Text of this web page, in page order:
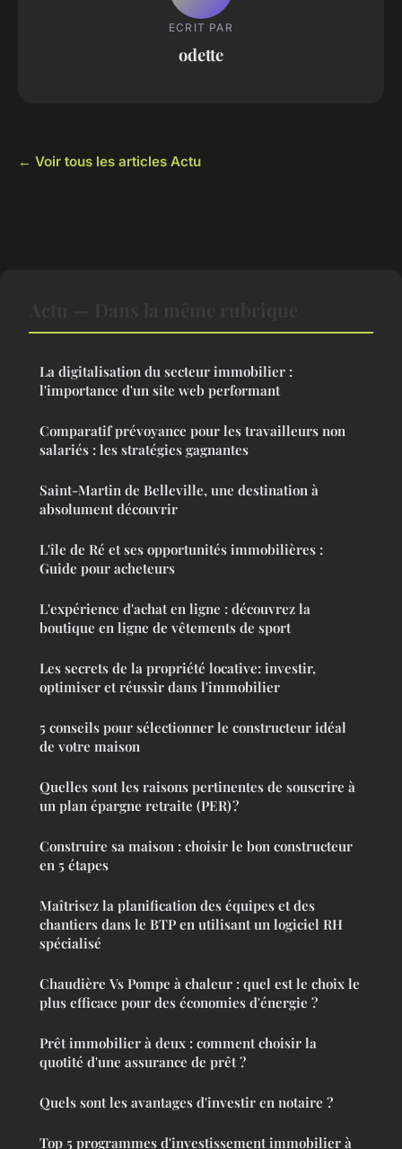
ECRIT PAR
odette
← Voir tous les articles Actu
La digitalisation du secteur immobilier :
l'importance d'un site web performant
Comparatif prévoyance pour les travailleurs non
salariés : les stratégies gagnantes
Saint-Martin de Belleville, une destination à
absolument découvrir
L'île de Ré et ses opportunités immobilières :
Guide pour acheteurs
L'expérience d'achat en ligne : découvrez la
boutique en ligne de vêtements de sport
Les secrets de la propriété locative: investir,
optimiser et réussir dans l'immobilier
5 conseils pour sélectionner le constructeur idéal
de votre maison
Quelles sont les raisons pertinentes de souscrire à
un plan épargne retraite (PER) ?
Construire sa maison : choisir le bon constructeur
en 5 étapes
Maîtrisez la planification des équipes et des
chantiers dans le BTP en utilisant un logiciel RH
spécialisé
Chaudière Vs Pompe à chaleur : quel est le choix le
plus efficace pour des économies d'énergie ?
Prêt immobilier à deux : comment choisir la
quotité d'une assurance de prêt ?
Quels sont les avantages d'investir en notaire ?
Top 5 programmes d'investissement immobilier à